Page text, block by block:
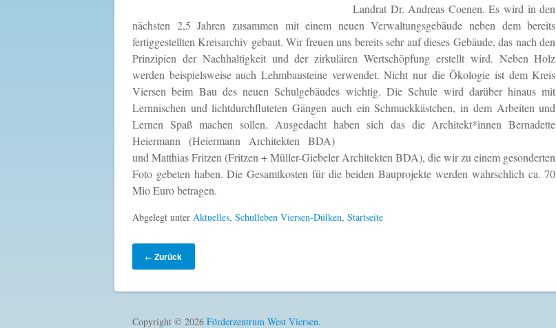
Landrat Dr. Andreas Coenen. Es wird in den
nächsten 2,5 Jahren zusammen mit einem neuen Verwaltungsgebäude neben dem bereits
fertiggestellten Kreisarchiv gebaut. Wir freuen uns bereits sehr auf dieses Gebäude, das nach den
Prinzipien der Nachhaltigkeit und der zirkulären Wertschöpfung erstellt wird. Neben Holz
werden beispielsweise auch Lehmbausteine verwendet. Nicht nur die Ökologie ist dem Kreis
Viersen beim Bau des neuen Schulgebäudes wichtig. Die Schule wird darüber hinaus mit
Lernnischen und lichtdurchfluteten Gängen auch ein Schmuckkästchen, in dem Arbeiten und
Lernen Spaß machen sollen. Ausgedacht haben sich das die Architekt*innen Bernadette
Heiermann (Heiermann Architekten BDA)
und Matthias Fritzen (Fritzen + Müller-Giebeler Architekten BDA), die wir zu einem gesonderten
Foto gebeten haben. Die Gesamtkosten für die beiden Bauprojekte werden wahrschlich ca. 70
Mio Euro betragen.
Abgelegt unter Aktuelles, Schulleben Viersen-Dülken, Startseite
← Zurück
Copyright © 2026 Förderzentrum West Viersen.